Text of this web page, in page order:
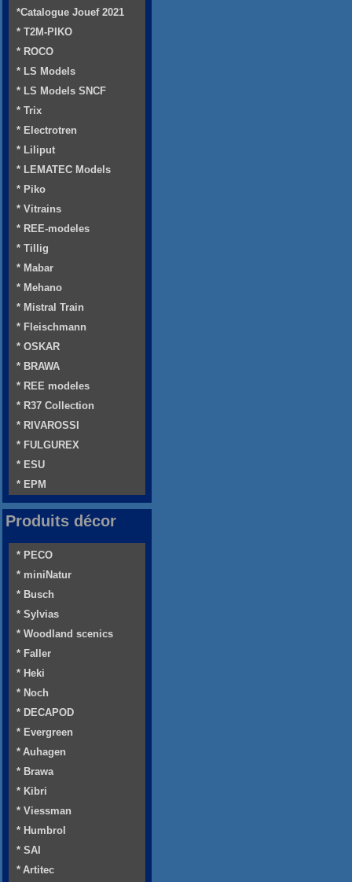
*Catalogue Jouef 2021
* T2M-PIKO
* ROCO
* LS Models
* LS Models SNCF
* Trix
* Electrotren
* Liliput
* LEMATEC Models
* Piko
* Vitrains
* REE-modeles
* Tillig
* Mabar
* Mehano
* Mistral Train
* Fleischmann
* OSKAR
* BRAWA
* REE modeles
* R37 Collection
* RIVAROSSI
* FULGUREX
* ESU
* EPM
Produits décor
* PECO
* miniNatur
* Busch
* Sylvias
* Woodland scenics
* Faller
* Heki
* Noch
* DECAPOD
* Evergreen
* Auhagen
* Brawa
* Kibri
* Viessman
* Humbrol
* SAI
* Artitec